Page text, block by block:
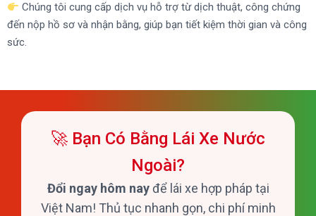
Chúng tôi cung cấp dịch vụ hỗ trợ từ dịch thuật, công chứng
đến nộp hồ sơ và nhận bằng, giúp bạn tiết kiệm thời gian và công
sức.
🚀 Bạn Có Bằng Lái Xe Nước
Ngoài?
Đổi ngay hôm nayđể lái xe hợp pháp tại
Việt Nam! Thủ tục nhanh gọn, chi phí minh